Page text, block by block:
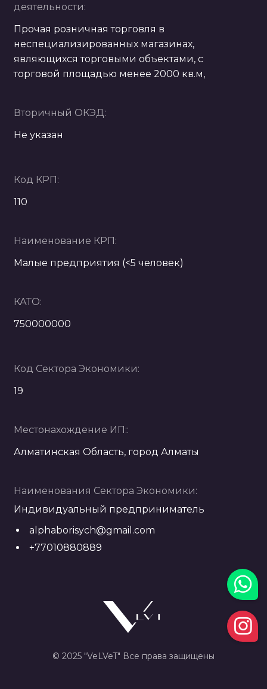
деятельности:
Прочая розничная торговля в
неспециализированных магазинах,
являющихся торговыми объектами, с
торговой площадью менее 2000 кв.м,
Вторичный ОКЭД:
Не указан
Код КРП:
110
Наименование КРП:
Малые предприятия (<5 человек)
КАТО:
750000000
Код Сектора Экономики:
19
Местонахождение ИП::
Алматинская Область, город Алматы
Наименования Сектора Экономики:
Индивидуальный предприниматель
alphaborisych@gmail.com
+77010880889
© 2025 "VeLVeT" Все права защищены